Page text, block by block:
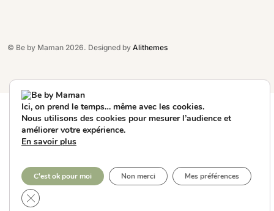
© Be by Maman 2026. Designed by Alithemes
Ici, on prend le temps… même avec les cookies.
Nous utilisons des cookies pour mesurer l’audience et
améliorer votre expérience.
En savoir plus
C'est ok pour moi Non merci Mes préférences
Fermer la bannière des cookies GDPR